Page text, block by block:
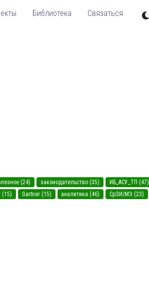
Библиотека Связаться
(24) законодательство (35)
ИБ_АСУ_ТП (47)
(15) Gartner (15) аналитика (46)
СрЗИ/МЭ (23)